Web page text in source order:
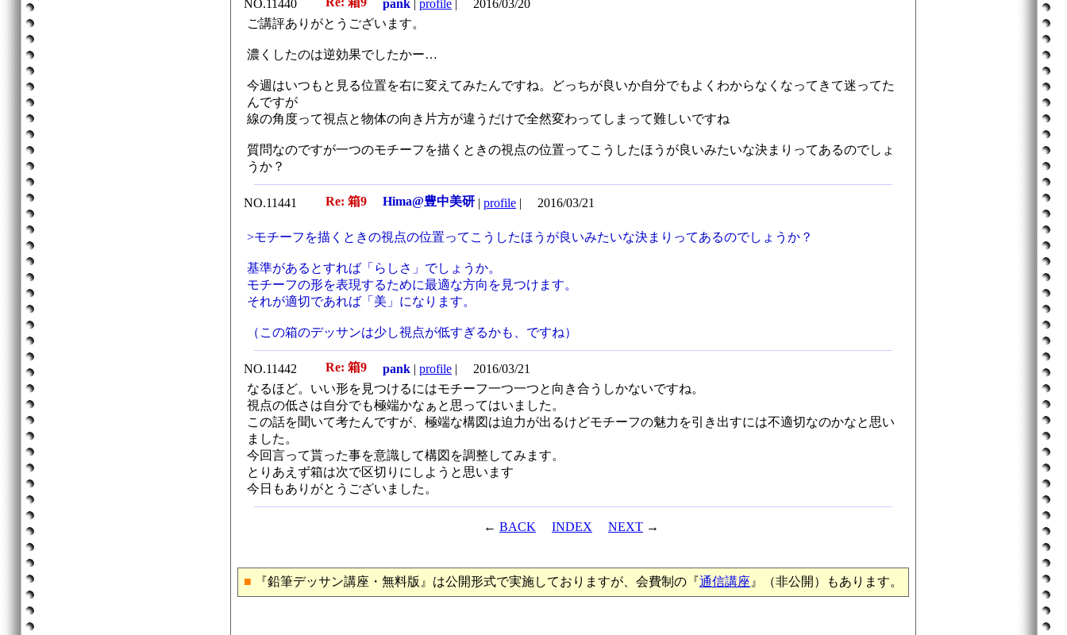
NO.11440 pank | profile |
2016/03/20
ご講評ありがとうございます。
濃くしたのは逆効果でしたかー…
今週はいつもと見る位置を右に変えてみたんですね。どっちが良いか自分でもよくわからなくなってきて迷ってた
んですが
線の角度って視点と物体の向き片方が違うだけで全然変わってしまって難しいですね
質問なのですが一つのモチーフを描くときの視点の位置ってこうしたほうが良いみたいな決まりってあるのでしょ
うか？
NO.11441 Re: 箱9 Hima@豊中美研 | profile | 2016/03/21
>モチーフを描くときの視点の位置ってこうしたほうが良いみたいな決まりってあるのでしょうか？
基準があるとすれば「らしさ」でしょうか。
モチーフの形を表現するために最適な方向を見つけます。
それが適切であれば「美」になります。
（この箱のデッサンは少し視点が低すぎるかも、ですね）
NO.11442 Re: 箱9 pank | profile |
2016/03/21
なるほど。いい形を見つけるにはモチーフ一つ一つと向き合うしかないですね。
視点の低さは自分でも極端かなぁと思ってはいました。
この話を聞いて考たんですが、極端な構図は迫力が出るけどモチーフの魅力を引き出すには不適切なのかなと思い
ました。
今回言って貰った事を意識して構図を調整してみます。
とりあえず箱は次で区切りにしようと思います
今日もありがとうございました。
← BACK INDEX NEXT →
■ 『鉛筆デッサン講座・無料版』は公開形式で実施しておりますが、会費制の『通信講座 』（非公開）もあります。